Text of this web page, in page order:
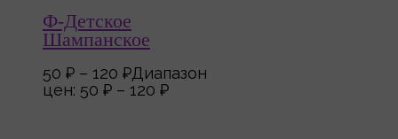
Ф-Детское
Шампанское
50 ₽ – 120 ₽Диапазон
цен: 50 ₽ – 120 ₽